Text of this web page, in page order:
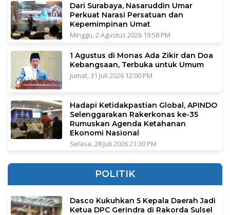
Dari Surabaya, Nasaruddin Umar
Perkuat Narasi Persatuan dan
Kepemimpinan Umat
Minggu, 2 Agustus 2026 19:58 PM
1 Agustus di Monas Ada Zikir dan Doa
Kebangsaan, Terbuka untuk Umum
Jumat, 31 Juli 2026 12:00 PM
Hadapi Ketidakpastian Global, APINDO
Selenggarakan Rakerkonas ke-35
Rumuskan Agenda Ketahanan
Ekonomi Nasional
Selasa, 28 Juli 2026 21:30 PM
POLITIK
Dasco Kukuhkan 5 Kepala Daerah Jadi
Ketua DPC Gerindra di Rakorda Sulsel